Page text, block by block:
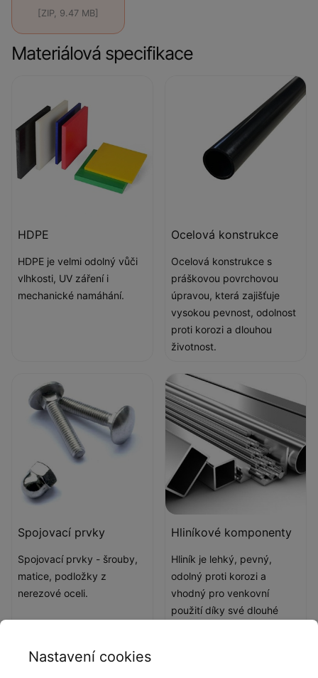
[ZIP, 9.47 MB]
Materiálová specifikace
HDPE
HDPE je velmi odolný vůči
vlhkosti, UV záření i
mechanické namáhání.
Ocelová konstrukce
Ocelová konstrukce s
práškovou povrchovou
úpravou, která zajišťuje
vysokou pevnost, odolnost
proti korozi a dlouhou
životnost.
Spojovací prvky
Spojovací prvky - šrouby,
matice, podložky z
nerezové oceli.
Hliníkové komponenty
Hliník je lehký, pevný,
odolný proti korozi a
vhodný pro venkovní
použití díky své dlouhé
Nastavení cookies